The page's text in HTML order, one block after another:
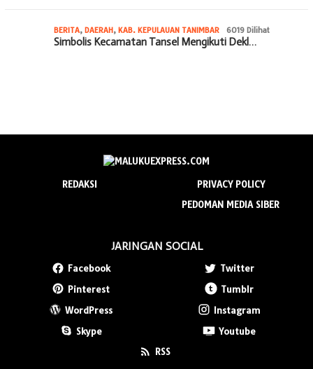
BERITA, DAERAH, KAB. KEPULAUAN TANIMBAR 6019 Dilihat
Simbolis Kecamatan Tansel Mengikuti Dekl…
REDAKSI
PRIVACY POLICY
PEDOMAN MEDIA SIBER
JARINGAN SOCIAL
Facebook
Twitter
Pinterest
Tumblr
WordPress
Instagram
Skype
Youtube
RSS